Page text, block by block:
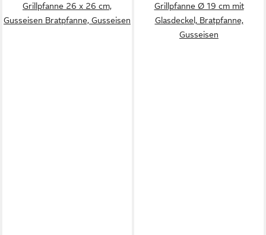
Grillpfanne 26 x 26 cm,
Gusseisen Bratpfanne, Gusseisen
Grillpfanne Ø 19 cm mit
Glasdeckel, Bratpfanne,
Gusseisen